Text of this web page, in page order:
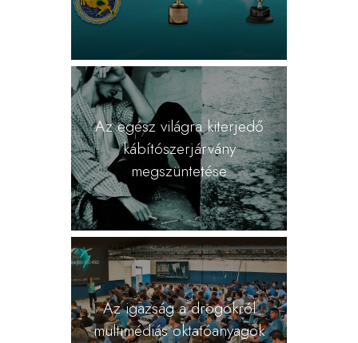
Az egész világra kiterjedő
kábítószerjárvány
megszüntetése
Az igazság a drogokról
multimédiás oktatóanyagok